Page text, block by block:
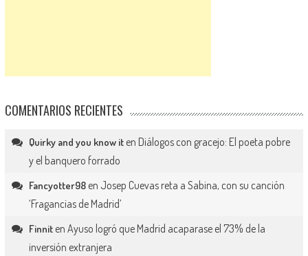
COMENTARIOS RECIENTES
Quirky and you know iten Diálogos con gracejo: El poeta pobre
y el banquero forrado
Fancyotter98en Josep Cuevas reta a Sabina, con su canción
‘Fragancias de Madrid’
Finniten Ayuso logró que Madrid acaparase el 73% de la
inversión extranjera